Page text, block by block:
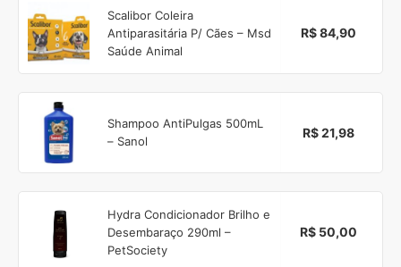
Scalibor Coleira
Antiparasitária P/ Cães – Msd
Saúde Animal
R$ 84,90
Shampoo AntiPulgas 500mL
– Sanol
R$ 21,98
Hydra Condicionador Brilho e
Desembaraço 290ml –
PetSociety
R$ 50,00